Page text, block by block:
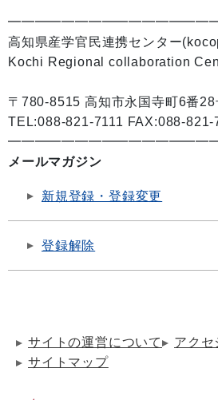
高知県産学官民連携センター
Kochi Regional collaboration
〒780-8515 高知市永国寺町6番28
TEL:088-821-7111 FAX:088-821-
メールマガジン
新規登録・登録変更
登録解除
サイトの運営について
アクセ
サイトマップ